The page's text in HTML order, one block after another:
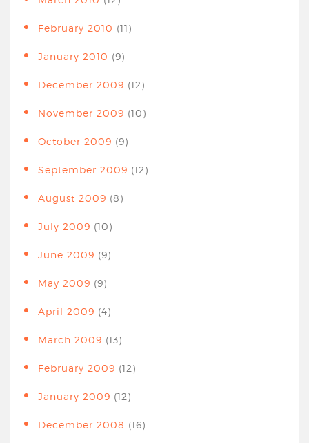
February 2010 (11)
January 2010 (9)
December 2009 (12)
November 2009 (10)
October 2009 (9)
September 2009 (12)
August 2009 (8)
July 2009 (10)
June 2009 (9)
May 2009 (9)
April 2009 (4)
March 2009 (13)
February 2009 (12)
January 2009 (12)
December 2008 (16)